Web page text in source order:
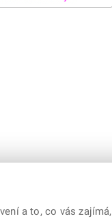
a to, co vás zajímá,